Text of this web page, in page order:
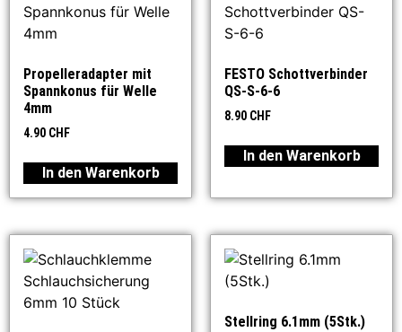
Propelleradapter mit
Spannkonus für Welle
4mm
4.90 CHF
In den Warenkorb
FESTO Schottverbinder
QS-S-6-6
8.90 CHF
In den Warenkorb
Stellring 6.1mm (5Stk.)